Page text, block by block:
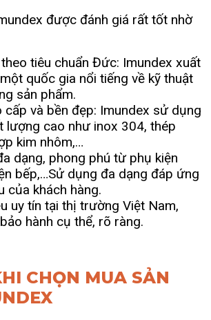
được đánh giá rất tốt nhờ
tiêu chuẩn Đức: Imundex xuất
quốc gia nổi tiếng về kỹ thuật
sản phẩm.
cấp và bền đẹp: Imundex sử dụng
lượng cao như inox 304, thép
kim nhôm,…
dạng, phong phú từ phụ kiện
bếp,…Sử dụng đa dạng đáp ứng
của khách hàng.
uy tín tại thị trường Việt Nam,
hành cụ thể, rõ ràng.
CHỌN MUA SẢN